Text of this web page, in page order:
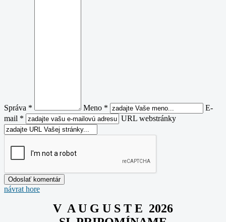
Správa * Meno *
E-
mail *
URL webstránky
návrat hore
V A U G U S T E 2026